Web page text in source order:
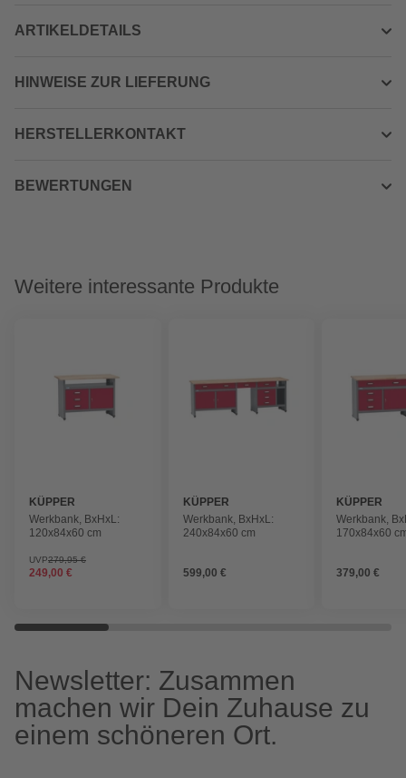
ARTIKELDETAILS
HINWEISE ZUR LIEFERUNG
HERSTELLERKONTAKT
BEWERTUNGEN
Weitere interessante Produkte
KÜPPER
Werkbank, BxHxL:
120x84x60 cm
UVP279,95 €
249,00 €
KÜPPER
Werkbank, BxHxL:
240x84x60 cm
599,00 €
KÜPPER
Werkbank,
170x84x60
379,00 €
Newsletter: Zusammen
machen wir Dein Zuhause zu
einem schöneren Ort.